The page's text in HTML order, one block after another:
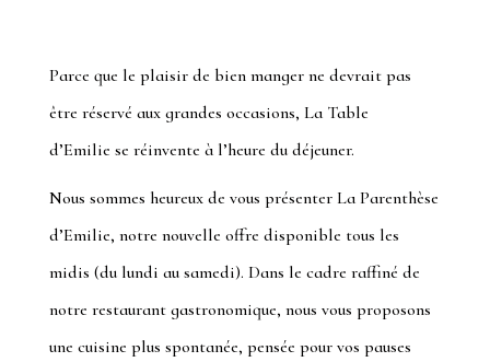
Parce que le plaisir de bien manger ne devrait pas
être réservé aux grandes occasions, La Table
d’Emilie se réinvente à l’heure du déjeuner.
Nous sommes heureux de vous présenter La Parenthèse
d’Emilie, notre nouvelle offre disponible tous les
midis (du lundi au samedi). Dans le cadre raffiné de
notre restaurant gastronomique, nous vous proposons
une cuisine plus spontanée, pensée pour vos pauses